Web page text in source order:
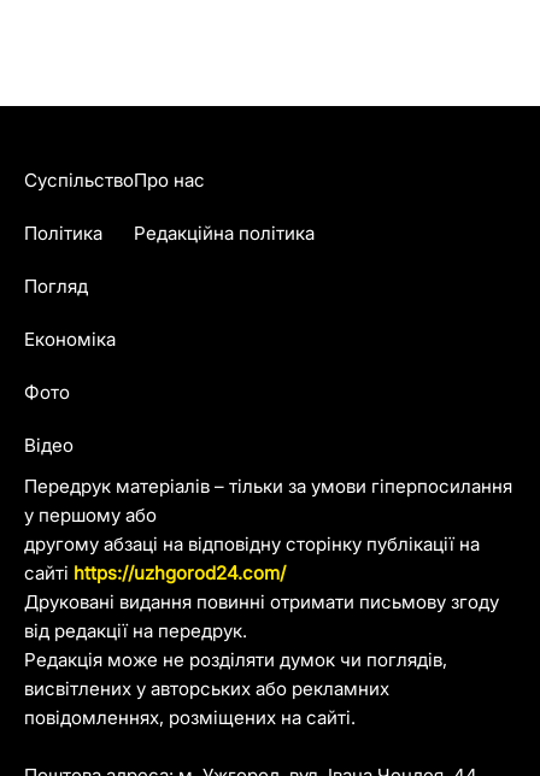
Передрук матеріалів – тільки за умови гіперпосилання
у першому або
другому абзаці на відповідну сторінку публікації на
сайті https://uzhgorod24.com/
Друковані видання повинні отримати письмову згоду
від редакції на передрук.
Редакція може не розділяти думок чи поглядів,
висвітлених у авторських або рекламних
повідомленнях, розміщених на сайті.
Суспільство
Політика
Погляд
Економіка
Фото
Відео
Про нас
Редакційна політика